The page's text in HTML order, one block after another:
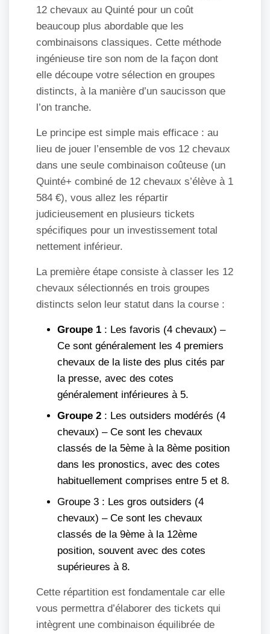
12 chevaux au Quinté pour un coût
beaucoup plus abordable que les
combinaisons classiques. Cette méthode
ingénieuse tire son nom de la façon dont
elle découpe votre sélection en groupes
distincts, à la manière d’un saucisson que
l’on tranche.
Le principe est simple mais efficace : au
lieu de jouer l’ensemble de vos 12 chevaux
dans une seule combinaison coûteuse (un
Quinté+ combiné de 12 chevaux s’élève à 1
584 €), vous allez les répartir
judicieusement en plusieurs tickets
spécifiques pour un investissement total
nettement inférieur.
La première étape consiste à classer les 12
chevaux sélectionnés en trois groupes
distincts selon leur statut dans la course :
Groupe 1 : Les favoris (4 chevaux) –
Ce sont généralement les 4 premiers
chevaux de la liste des plus cités par
la presse, avec des cotes
généralement inférieures à 5.
Groupe 2 : Les outsiders modérés (4
chevaux) – Ce sont les chevaux
classés de la 5ème à la 8ème position
dans les pronostics, avec des cotes
habituellement comprises entre 5 et 8.
Groupe 3 : Les gros outsiders (4
chevaux) – Ce sont les chevaux
classés de la 9ème à la 12ème
position, souvent avec des cotes
supérieures à 8.
Cette répartition est fondamentale car elle
vous permettra d’élaborer des tickets qui
intègrent une combinaison équilibrée de